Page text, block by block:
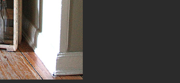
ochrany osobních údajů.